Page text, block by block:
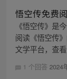
悟空传免费
《悟空传》是
阅读《悟空传
文学平台，查
1 个回答 2024